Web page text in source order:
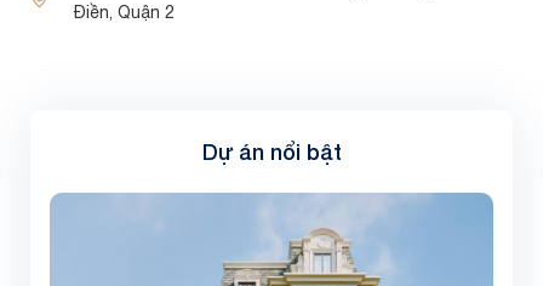
Điền, Quận 2
Dự án nổi bật